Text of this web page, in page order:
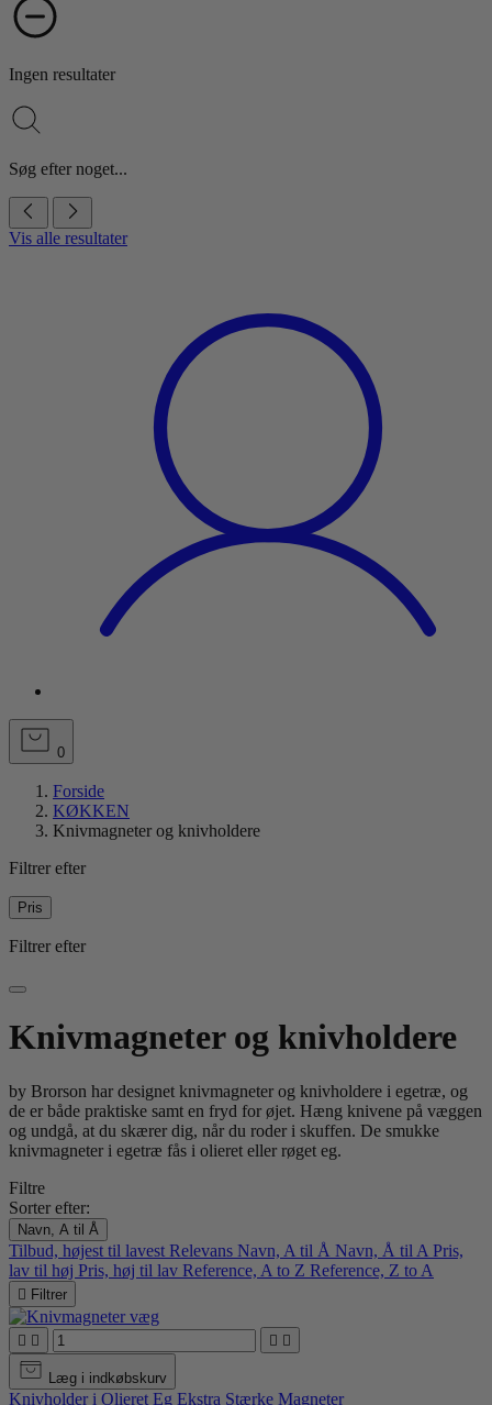
Ingen resultater
Søg efter noget...
Vis alle resultater
0
Forside
KØKKEN
Knivmagneter og knivholdere
Filtrer efter
Pris
Filtrer efter
Knivmagneter og knivholdere
by Brorson har designet knivmagneter og knivholdere i egetræ, og
de er både praktiske samt en fryd for øjet. Hæng knivene på væggen
og undgå, at du skærer dig, når du roder i skuffen. De smukke
knivmagneter i egetræ fås i olieret eller røget eg.
Filtre
Sorter efter:
Navn, A til Å
Tilbud, højest til lavest Relevans Navn, A til Å Navn, Å til A Pris,
lav til høj Pris, høj til lav Reference, A to Z Reference, Z to A
 Filtrer
   
Læg i indkøbskurv
Knivholder i Olieret Eg Ekstra Stærke Magneter